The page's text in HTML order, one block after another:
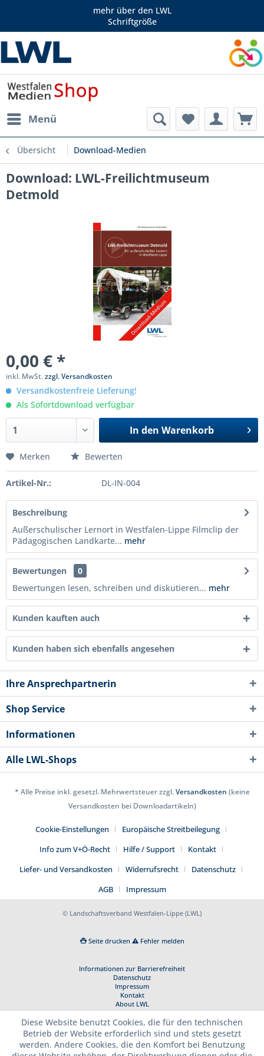
mehr über den LWL
Schriftgröße
Menü
Übersicht Download-Medien
Download: LWL-Freilichtmuseum
Detmold
0,00 € *
inkl. MwSt.zzgl. Versandkosten
Versandkostenfreie Lieferung!
Als Sofortdownload verfügbar
In den Warenkorb
Merken Bewerten
Artikel-Nr.: DL-IN-004
Beschreibung
Außerschulischer Lernort in Westfalen-Lippe Filmclip der
Pädagogischen Landkarte... mehr
Bewertungen
0
Bewertungen lesen, schreiben und diskutieren... mehr
Kunden kauften auch
Kunden haben sich ebenfalls angesehen
Ihre Ansprechpartnerin
Shop Service
Informationen
Alle LWL-Shops
* Alle Preise inkl. gesetzl. Mehrwertsteuer zzgl.Versandkosten (keine
Versandkosten bei Downloadartikeln)
Cookie-Einstellungen
Europäische Streitbeilegung
Info zum V+Ö-Recht
Hilfe / Support
Kontakt
Liefer- und Versandkosten
Widerrufsrecht
Datenschutz
AGB
Impressum
© Landschaftsverband Westfalen-Lippe (LWL)
Seite drucken Fehler melden
Informationen zur Barrierefreiheit
Datenschutz
Impressum
Kontakt
About LWL
Diese Website benutzt Cookies, die für den technischen
Betrieb der Website erforderlich sind und stets gesetzt
werden. Andere Cookies, die den Komfort bei Benutzung